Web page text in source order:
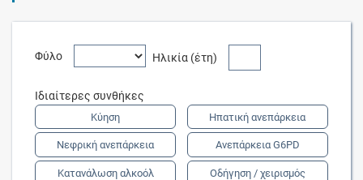
Φύλο Ηλικία (έτη)
Ιδιαίτερες συνθήκες
Κύηση
Νεφρική ανεπάρκεια
Κατανάλωση αλκοόλ
Ηπατική ανεπάρκεια
Ανεπάρκεια G6PD
Οδήγηση / χειρισμός